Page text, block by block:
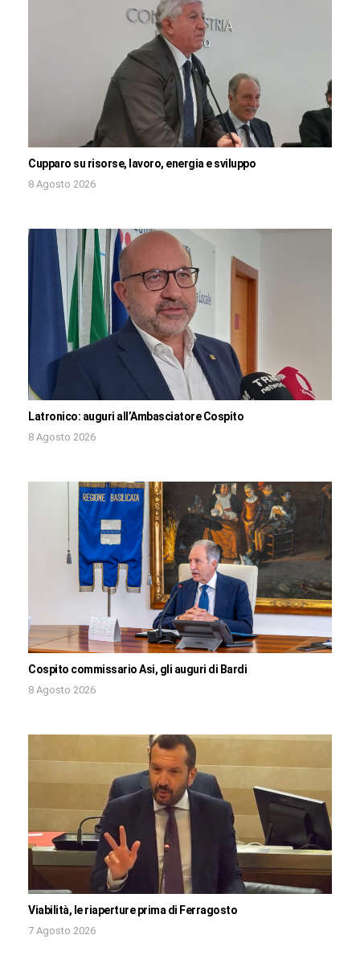
Cupparo su risorse, lavoro, energia e sviluppo
8 Agosto 2026
Latronico: auguri all’Ambasciatore Cospito
8 Agosto 2026
Cospito commissario Asi, gli auguri di Bardi
8 Agosto 2026
Viabilità, le riaperture prima di Ferragosto
7 Agosto 2026